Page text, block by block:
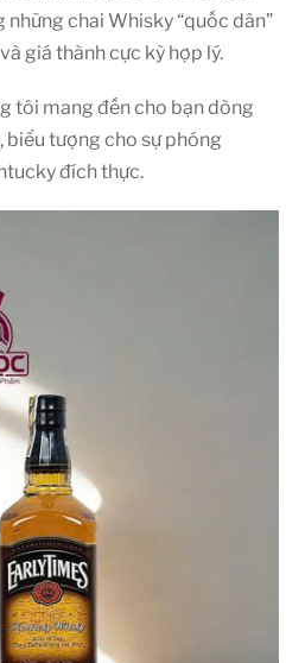
chai Whisky “quốc dân”
giá thành cực kỳ hợp lý.
tôi mang đến cho bạn dòng
biểu tượng cho sự phóng
đích thực.